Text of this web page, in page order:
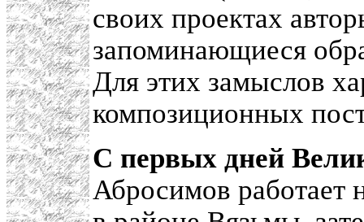
своих проектах
запоминающиеся
Для этих замыслов
композиционных
С первых дней
Абросимов работает